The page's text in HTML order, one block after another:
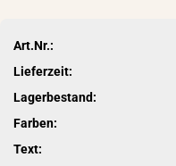
Art.Nr.:
Lieferzeit:
Lagerbestand:
Farben:
Text: